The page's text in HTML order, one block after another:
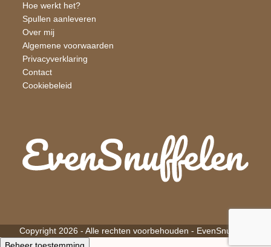
Hoe werkt het?
Spullen aanleveren
Over mij
Algemene voorwaarden
Privacyverklaring
Contact
Cookiebeleid
Copyright 2026 - Alle rechten voorbehouden - EvenSnuffelen